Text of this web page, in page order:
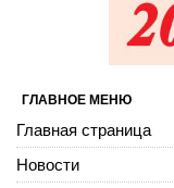
ГЛАВНОЕ МЕНЮ
Главная страница
Новости